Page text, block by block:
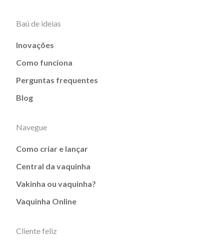
Baú de ideias
Inovações
Como funciona
Perguntas frequentes
Blog
Navegue
Como criar e lançar
Central da vaquinha
Vakinha ou vaquinha?
Vaquinha Online
Cliente feliz